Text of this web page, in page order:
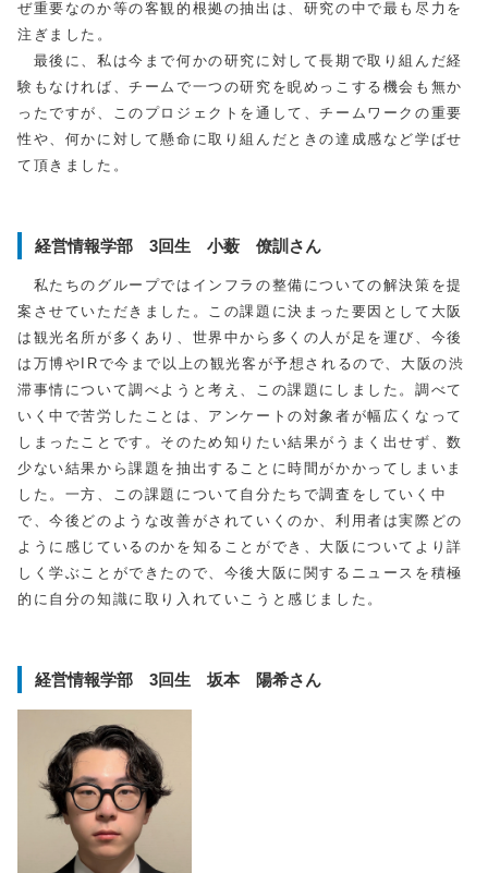
ぜ重要なのか等の客観的根拠の抽出は、研究の中で最も尽力を
注ぎました。
最後に、私は今まで何かの研究に対して長期で取り組んだ経
験もなければ、チームで一つの研究を睨めっこする機会も無か
ったですが、このプロジェクトを通して、チームワークの重要
性や、何かに対して懸命に取り組んだときの達成感など学ばせ
て頂きました。
経営情報学部 3回生 小薮 僚訓さん
私たちのグループではインフラの整備についての解決策を提
案させていただきました。この課題に決まった要因として大阪
は観光名所が多くあり、世界中から多くの人が足を運び、今後
は万博やIRで今まで以上の観光客が予想されるので、大阪の渋
滞事情について調べようと考え、この課題にしました。調べて
いく中で苦労したことは、アンケートの対象者が幅広くなって
しまったことです。そのため知りたい結果がうまく出せず、数
少ない結果から課題を抽出することに時間がかかってしまいま
した。一方、この課題について自分たちで調査をしていく中
で、今後どのような改善がされていくのか、利用者は実際どの
ように感じているのかを知ることができ、大阪についてより詳
しく学ぶことができたので、今後大阪に関するニュースを積極
的に自分の知識に取り入れていこうと感じました。
経営情報学部 3回生 坂本 陽希さん